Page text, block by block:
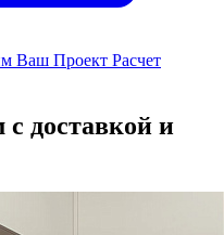
Ваш Проект Расчет
доставкой и